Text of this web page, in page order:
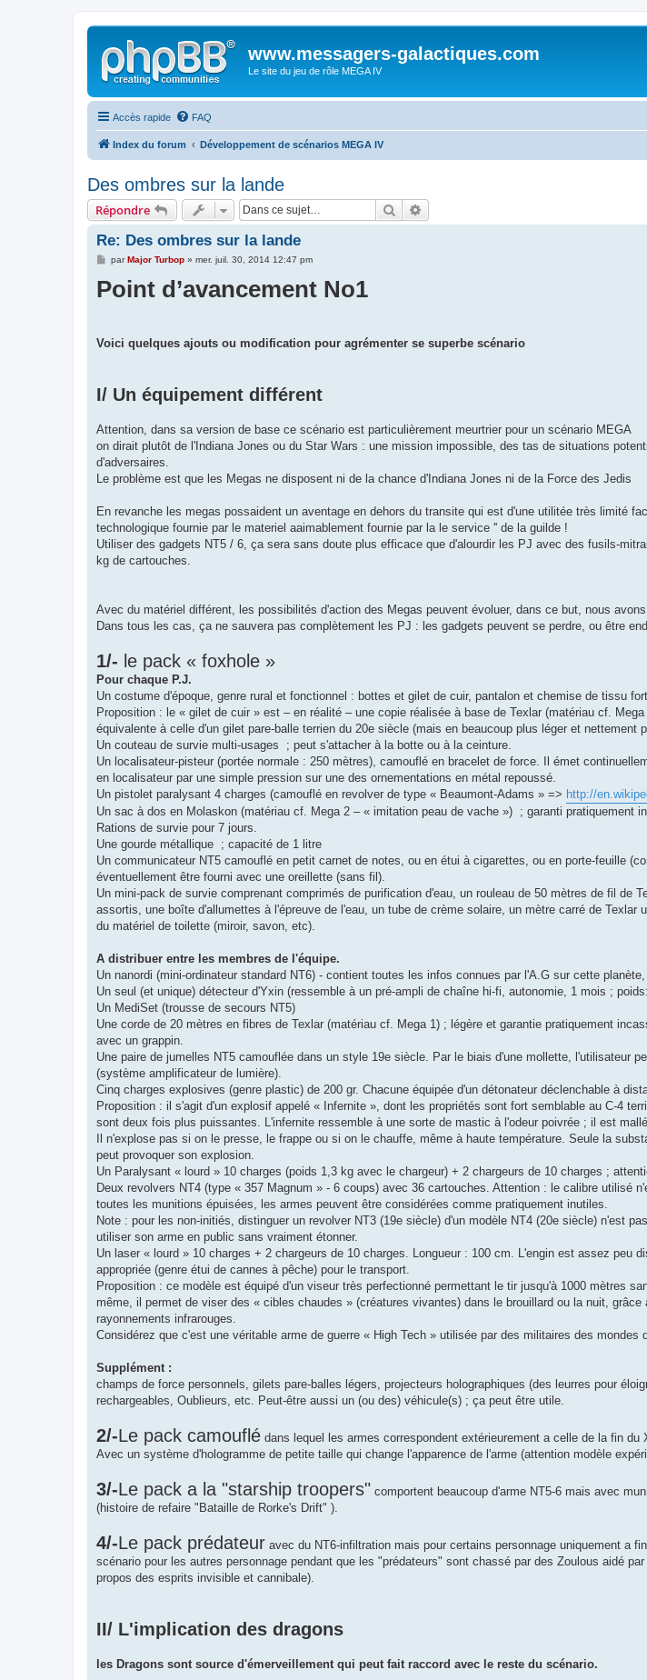
www.messagers-galactiques.com
Le site du jeu de rôle MEGA IV
Accès rapide FAQ
Index du forum Développement de scénarios MEGA IV
Des ombres sur la lande
Répondre Rechercher
Re: Des ombres sur la lande
M
s
s
parMajor Turbop» mer. juil. 30, 2014 12:47 pm
Point d’avancement No1
Voici quelques ajouts ou modification pour agrémenter se superbe scénario
I/ Un équipement différent
Attention, dans sa version de base ce scénario est particulièrement meurtrier pour un scénario MEGA
on dirait plutôt de l'Indiana Jones ou du Star Wars : une mission impossible, des tas de situations
d'adversaires.
Le problème est que les Megas ne disposent ni de la chance d'Indiana Jones ni de la Force des Jedis
En revanche les megas possaident un aventage en dehors du transite qui est d'une utilitée très limité
technologique fournie par le materiel aaimablement fournie par la le service '' de la guilde !
Utiliser des gadgets NT5 / 6, ça sera sans doute plus efficace que d'alourdir les PJ avec des fusils-
kg de cartouches.
Avec du matériel différent, les possibilités d'action des Megas peuvent évoluer, dans ce but, nous
Dans tous les cas, ça ne sauvera pas complètement les PJ : les gadgets peuvent se perdre, ou être
1/- le pack « foxhole »
Pour chaque P.J.
Un costume d'époque, genre rural et fonctionnel : bottes et gilet de cuir, pantalon et chemise de tissu fort.
Proposition : le « gilet de cuir » est – en réalité – une copie réalisée à base de Texlar (matériau cf.
équivalente à celle d'un gilet pare-balle terrien du 20e siècle (mais en beaucoup plus léger et nettement
Un couteau de survie multi-usages ; peut s'attacher à la botte ou à la ceinture.
Un localisateur-pisteur (portée normale : 250 mètres), camouflé en bracelet de force. Il émet
en localisateur par une simple pression sur une des ornementations en métal repoussé.
Un pistolet paralysant 4 charges (camouflé en revolver de type « Beaumont-Adams » => http://
Un sac à dos en Molaskon (matériau cf. Mega 2 – « imitation peau de vache ») ; garanti pratiquement
Rations de survie pour 7 jours.
Une gourde métallique ; capacité de 1 litre
Un communicateur NT5 camouflé en petit carnet de notes, ou en étui à cigarettes, ou en porte-feuille
éventuellement être fourni avec une oreillette (sans fil).
Un mini-pack de survie comprenant comprimés de purification d'eau, un rouleau de 50 mètres de fil de
assortis, une boîte d'allumettes à l'épreuve de l'eau, un tube de crème solaire, un mètre carré de Texlar
du matériel de toilette (miroir, savon, etc).
A distribuer entre les membres de l'équipe.
Un nanordi (mini-ordinateur standard NT6) - contient toutes les infos connues par l'A.G sur cette
Un seul (et unique) détecteur d'Yxin (ressemble à un pré-ampli de chaîne hi-fi, autonomie, 1 mois ;
Un MediSet (trousse de secours NT5)
Une corde de 20 mètres en fibres de Texlar (matériau cf. Mega 1) ; légère et garantie pratiquement
avec un grappin.
Une paire de jumelles NT5 camouflée dans un style 19e siècle. Par le biais d'une mollette, l'utilisateur
(système amplificateur de lumière).
Cinq charges explosives (genre plastic) de 200 gr. Chacune équipée d'un détonateur déclenchable à
Proposition : il s'agit d'un explosif appelé « Infernite », dont les propriétés sont fort semblable au C-4
sont deux fois plus puissantes. L'infernite ressemble à une sorte de mastic à l'odeur poivrée ; il est
Il n'explose pas si on le presse, le frappe ou si on le chauffe, même à haute température. Seule la
peut provoquer son explosion.
Un Paralysant « lourd » 10 charges (poids 1,3 kg avec le chargeur) + 2 chargeurs de 10 charges ;
Deux revolvers NT4 (type « 357 Magnum » - 6 coups) avec 36 cartouches. Attention : le calibre utilisé
toutes les munitions épuisées, les armes peuvent être considérées comme pratiquement inutiles.
Note : pour les non-initiés, distinguer un revolver NT3 (19e siècle) d'un modèle NT4 (20e siècle) n'est
utiliser son arme en public sans vraiment étonner.
Un laser « lourd » 10 charges + 2 chargeurs de 10 charges. Longueur : 100 cm. L'engin est assez peu
appropriée (genre étui de cannes à pêche) pour le transport.
Proposition : ce modèle est équipé d'un viseur très perfectionné permettant le tir jusqu'à 1000 mètres
même, il permet de viser des « cibles chaudes » (créatures vivantes) dans le brouillard ou la nuit,
rayonnements infrarouges.
Considérez que c'est une véritable arme de guerre « High Tech » utilisée par des militaires des mondes
Supplément :
champs de force personnels, gilets pare-balles légers, projecteurs holographiques (des leurres pour
rechargeables, Oublieurs, etc. Peut-être aussi un (ou des) véhicule(s) ; ça peut être utile.
2/-Le pack camouflé dans lequel les armes correspondent extérieurement a celle de la fin du
Avec un système d'hologramme de petite taille qui change l'apparence de l'arme (attention modèle
3/-Le pack a la "starship troopers" comportent beaucoup d'arme NT5-6 mais avec
(histoire de refaire "Bataille de Rorke's Drift" ).
4/-Le pack prédateur avec du NT6-infiltration mais pour certains personnage uniquement a
scénario pour les autres personnage pendant que les "prédateurs" sont chassé par des Zoulous aidé
propos des esprits invisible et cannibale).
II/ L'implication des dragons
les Dragons sont source d'émerveillement qui peut fait raccord avec le reste du scénario.